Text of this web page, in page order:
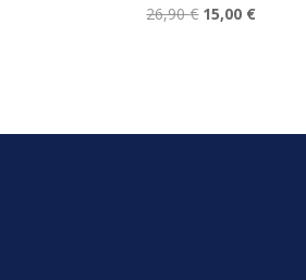
26,90€ Le
15,00 €Le